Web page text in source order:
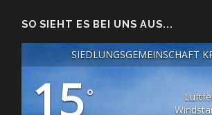
SO SIEHT ES BEI UNS AUS...
SIEDLUNGSGEMEINSCHAFT
15°